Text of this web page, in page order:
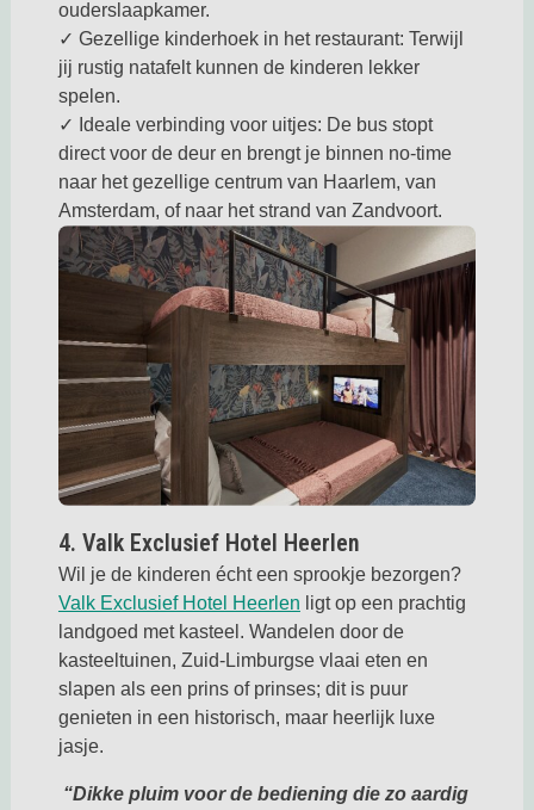
ouderslaapkamer.
✓ Gezellige kinderhoek in het restaurant: Terwijl
jij rustig natafelt kunnen de kinderen lekker
spelen.
✓ Ideale verbinding voor uitjes: De bus stopt
direct voor de deur en brengt je binnen no-time
naar het gezellige centrum van Haarlem, van
Amsterdam, of naar het strand van Zandvoort.
4. Valk Exclusief Hotel Heerlen
Wil je de kinderen écht een sprookje bezorgen?
Valk Exclusief Hotel HeerlenDeze link opent in een
ligt op een prachtig
landgoed met kasteel. Wandelen door de
kasteeltuinen, Zuid-Limburgse vlaai eten en
slapen als een prins of prinses; dit is puur
genieten in een historisch, maar heerlijk luxe
jasje.
“Dikke pluim voor de bediening die zo aardig